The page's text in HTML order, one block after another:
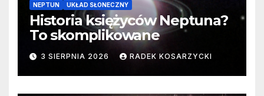
NEPTUN UKŁAD SŁONECZNY
Historia księżyców Neptuna?
To skomplikowane
3 SIERPNIA 2026 RADEK KOSARZYCKI